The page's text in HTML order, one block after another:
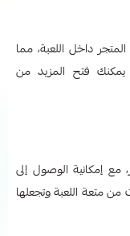
داخل اللعبة، مما
يمكنك فتح المزيد من
إمكانية الوصول إلى
متعة اللعبة وتجعلها